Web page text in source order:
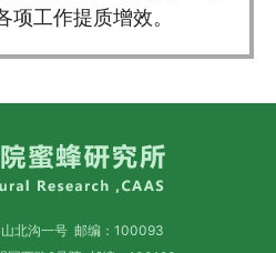
工作提质增效。
北沟一号 邮编：100093